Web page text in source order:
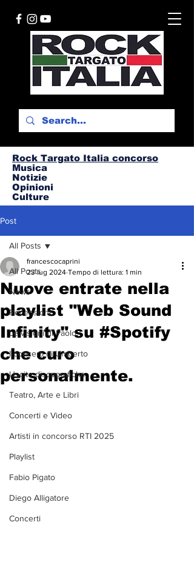
Rock Targato Italia concorso
Musica
Notizie
Opinioni
Culture
Post
All Posts
News
Recensioni
Le visioni di Paolo
I concerti di Umberto
Uscite discografiche
Teatro, Arte e Libri
Concerti e Video
Artisti in concorso RTI 2025
Playlist
Fabio Pigato
Diego Alligatore
Concerti
All Posts
Nuove entrate nella
playlist "Web Sound
Infinity" su #Spotify
che curo
personalmente.
francescocaprini
23 lug 2024 Tempo di lettura: 1 min